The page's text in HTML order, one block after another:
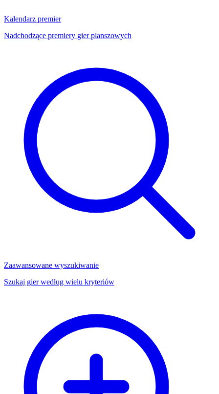
Kalendarz premier
Nadchodzące premiery gier planszowych
Zaawansowane wyszukiwanie
Szukaj gier według wielu kryteriów